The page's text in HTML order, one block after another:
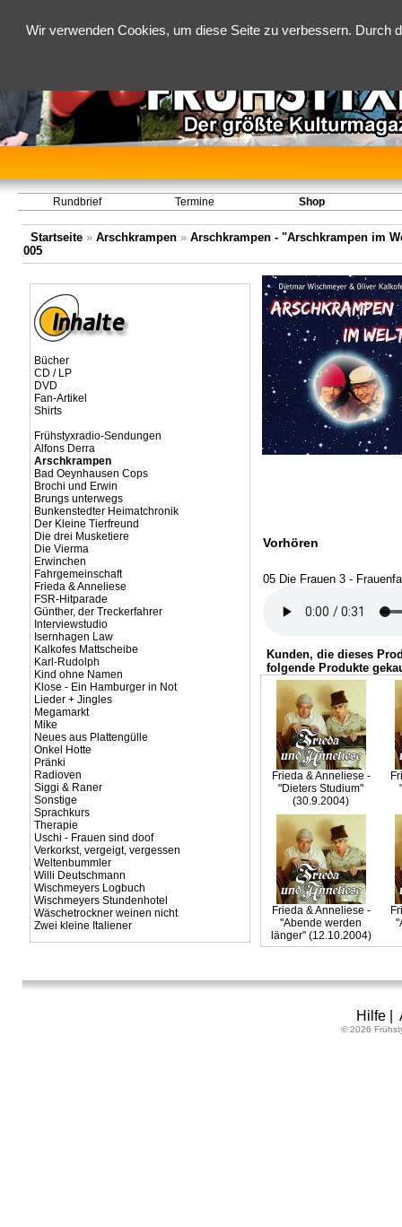
Wir verwenden Cookies, um diese Seite zu verbessern.
Rundbrief Termine Shop
Startseite» Arschkrampen» Arschkrampen - "Arschkrampen im
005
Bücher
CD / LP
DVD
Fan-Artikel
Shirts
Frühstyxradio-Sendungen
Alfons Derra
Arschkrampen
Bad Oeynhausen Cops
Brochi und Erwin
Brungs unterwegs
Bunkenstedter Heimatchronik
Der Kleine Tierfreund
Die drei Musketiere
Die Vierma
Erwinchen
Fahrgemeinschaft
Frieda & Anneliese
FSR-Hitparade
Günther, der Treckerfahrer
Interviewstudio
Isernhagen Law
Kalkofes Mattscheibe
Karl-Rudolph
Kind ohne Namen
Klose - Ein Hamburger in Not
Lieder + Jingles
Megamarkt
Mike
Neues aus Plattengülle
Onkel Hotte
Pränki
Radioven
Siggi & Raner
Sonstige
Sprachkurs
Therapie
Uschi - Frauen sind doof
Verkorkst, vergeigt, vergessen
Weltenbummler
Willi Deutschmann
Wischmeyers Logbuch
Wischmeyers Stundenhotel
Wäschetrockner weinen nicht
Zwei kleine Italiener
Vorhören
05 Die Frauen 3 -
Kunden, die dieses
folgende Produkte
Frieda & Anneliese -
"Dieters Studium"
(30.9.2004)
Frieda & Anneliese -
"Abende werden
länger" (12.10.2004)
Hilfe|
© 2026